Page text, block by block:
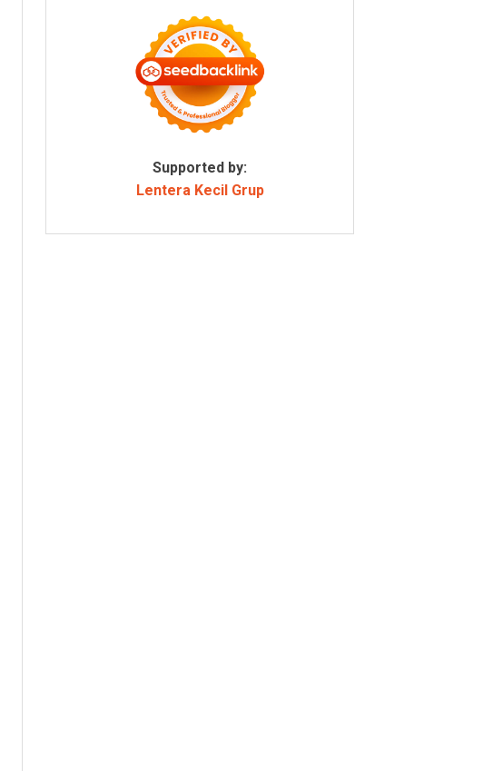
Supported by:
Lentera Kecil Grup